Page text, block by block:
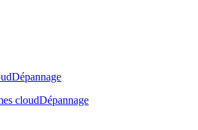
Dépannage
cloudDépannage